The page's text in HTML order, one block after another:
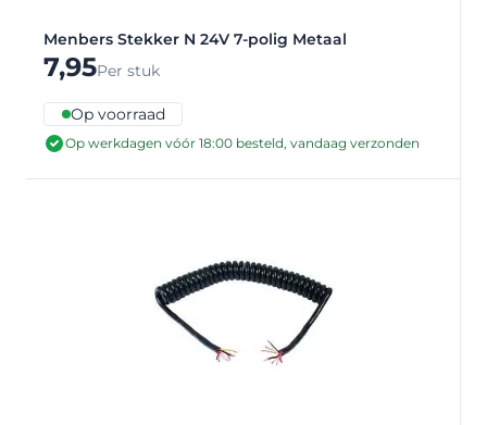
Menbers Stekker N 24V 7-polig Metaal
7,95Per stuk
Op voorraad
Op werkdagen vóór 18:00 besteld, vandaag verzonden